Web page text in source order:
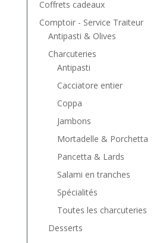
Coffrets cadeaux
Comptoir - Service Traiteur
Antipasti & Olives
Charcuteries
Antipasti
Cacciatore entier
Coppa
Jambons
Mortadelle & Porchetta
Pancetta & Lards
Salami en tranches
Spécialités
Toutes les charcuteries
Desserts